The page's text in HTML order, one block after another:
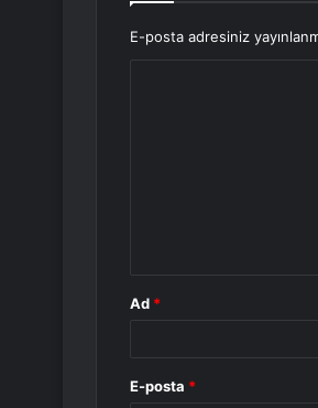
E-posta adresiniz
Ad *
E-posta *